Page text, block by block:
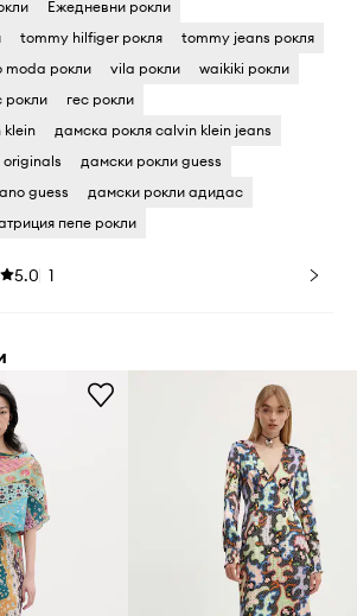
Ежедневни рокли
tommy hilfiger рокля
tommy jeans рокля
moda рокли vila рокли
waikiki рокли
рокли
гес рокли
klein
дамска рокля calvin klein jeans
originals
дамски рокли guess
guess
дамски рокли адидас
пепе рокли
5.0 1